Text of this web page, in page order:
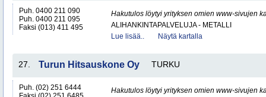
Puh. 0400 211 090
Puh. 0400 211 095
Faksi (013) 411 495
Hakutulos löytyi yrityksen omien www-sivujen
ALIHANKINTAPALVELUJA - METALLI
Lue lisää..
Näytä kartalla
27. Turun Hitsauskone Oy TURKU
Puh. (02) 251 6444
Hakutulos löytyi yrityksen omien www-sivujen